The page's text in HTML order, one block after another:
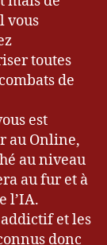
vous
toutes
de
est
au Online,
au niveau
au fur et à
l’IA.
et les
donc